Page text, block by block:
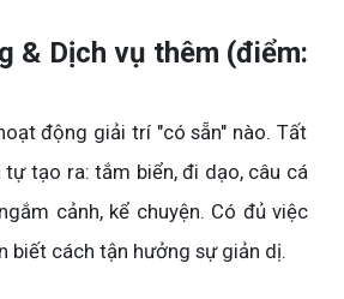
& Dịch vụ thêm (điểm:
động giải trí "có sẵn" nào. Tất
tự tạo ra: tắm biển, đi dạo, câu cá
cảnh, kể chuyện. Có đủ việc
biết cách tận hưởng sự giản dị.